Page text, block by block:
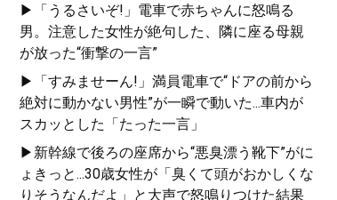
▶「うるさいぞ!」電車で赤ちゃんに怒鳴る
男。注意した女性が絶句した、隣に座る母親
が放った“衝撃の一言”
▶「すみませーん!」満員電車で“ドアの前から
絶対に動かない男性”が一瞬で動いた...車内が
スカッとした「たった一言」
▶新幹線で後ろの座席から“悪臭漂う靴下”がに
ょきっと...30歳女性が「臭くて頭がおかしくな
りそうなんだよ」と大声で怒鳴りつけた結果